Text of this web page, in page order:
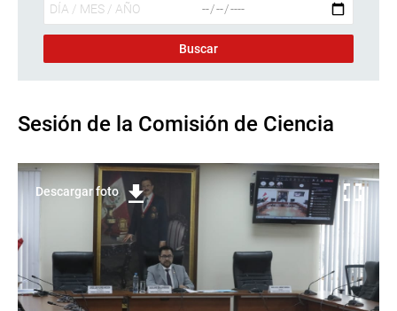
Sesión de la Comisión de Ciencia
Descargar foto